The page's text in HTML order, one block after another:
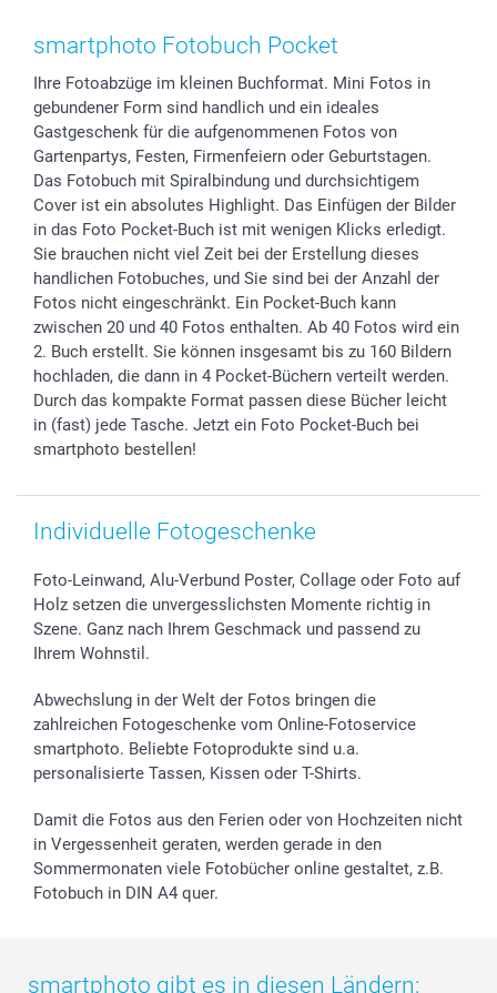
Zubehör & Material
Foto-Kalender & Agenden
Sticker & Etiketten
Geschenk-Gutscheine (PDF)
Impressum
Presse
Partnerprogramme
Investor Relations
B2B smartbusiness
Widerrufsrecht
Muttertag
Kommunion & Konfirmation
Hochzeit
Geburtstag
Geburt
Zu allen Anlässen
Preise und Versandkosten
Lieferfristen
48h Lieferung
Zahlungsmöglichkeiten
Anmelden /Registrieren
Sitemap
Status der Bestellung
smartfriends
smartgarantie
smartbonus
smartphoto Fotobuch Pocket
Ihre Fotoabzüge im kleinen Buchformat. Mini Fotos in
gebundener Form sind handlich und ein ideales
Gastgeschenk für die aufgenommenen Fotos von
Gartenpartys, Festen, Firmenfeiern oder Geburtstagen.
Das Fotobuch mit Spiralbindung und durchsichtigem
Cover ist ein absolutes Highlight. Das Einfügen der Bilder
in das Foto Pocket-Buch ist mit wenigen Klicks erledigt.
Sie brauchen nicht viel Zeit bei der Erstellung dieses
handlichen Fotobuches, und Sie sind bei der Anzahl der
Fotos nicht eingeschränkt. Ein Pocket-Buch kann
zwischen 20 und 40 Fotos enthalten. Ab 40 Fotos wird ein
2. Buch erstellt. Sie können insgesamt bis zu 160 Bildern
hochladen, die dann in 4 Pocket-Büchern verteilt werden.
Durch das kompakte Format passen diese Bücher leicht
in (fast) jede Tasche. Jetzt ein Foto Pocket-Buch bei
smartphoto bestellen!
Individuelle Fotogeschenke
Foto-Leinwand, Alu-Verbund Poster, Collage oder Foto auf
Holz setzen die unvergesslichsten Momente richtig in
Szene. Ganz nach Ihrem Geschmack und passend zu
Ihrem Wohnstil.
Abwechslung in der Welt der Fotos bringen die
zahlreichen Fotogeschenke vom Online-Fotoservice
smartphoto. Beliebte Fotoprodukte sind u.a.
personalisierte Tassen, Kissen oder T-Shirts.
Damit die Fotos aus den Ferien oder von Hochzeiten nicht
in Vergessenheit geraten, werden gerade in den
Sommermonaten viele Fotobücher online gestaltet, z.B.
Fotobuch in DIN A4 quer.
smartphoto gibt es in diesen Ländern: